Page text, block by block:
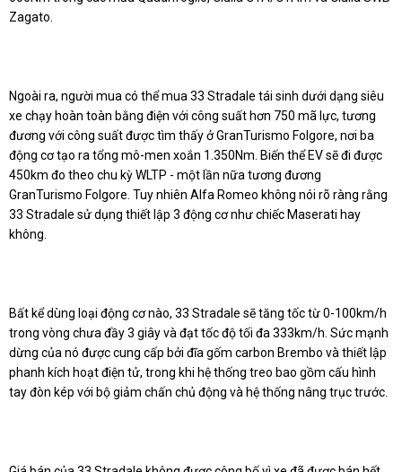
Zagato.
Ngoài ra, người mua có thể mua 33 Stradale tái sinh dưới dạng siêu
xe chạy hoàn toàn bằng điện với công suất hơn 750 mã lực, tương
đương với công suất được tìm thấy ở GranTurismo Folgore, nơi ba
động cơ tạo ra tổng mô-men xoắn 1.350Nm. Biến thể EV sẽ đi được
450km đo theo chu kỳ WLTP - một lần nữa tương đương
GranTurismo Folgore. Tuy nhiên Alfa Romeo không nói rõ ràng rằng
33 Stradale sử dụng thiết lập 3 động cơ như chiếc Maserati hay
không.
Bất kể dùng loại động cơ nào, 33 Stradale sẽ tăng tốc từ 0-100km/h
trong vòng chưa đầy 3 giây và đạt tốc độ tối đa 333km/h. Sức mạnh
dừng của nó được cung cấp bởi đĩa gốm carbon Brembo và thiết lập
phanh kích hoạt điện tử, trong khi hệ thống treo bao gồm cấu hình
tay đòn kép với bộ giảm chấn chủ động và hệ thống nâng trục trước.